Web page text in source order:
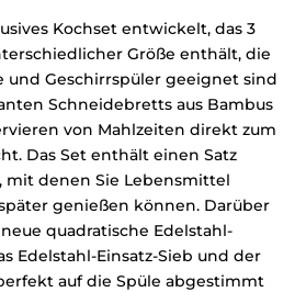
Kochset entwickelt, das 3
Größe enthält, die
und Geschirrspüler geeignet sind
Schneidebretts aus Bambus
von Mahlzeiten direkt zum
Das Set enthält einen Satz
mit denen Sie Lebensmittel
genießen können. Darüber
quadratische Edelstahl-
Edelstahl-Einsatz-Sieb und der
auf die Spüle abgestimmt